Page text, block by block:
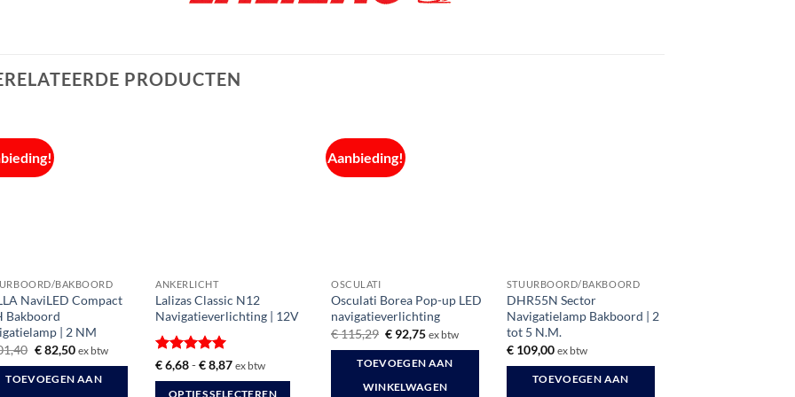
PRODUCTEN
BAKBOORD
NaviLED Compact
Bakboord
| 2 NM
Oorspronkelijke
was:
€ 101,40.
€82,50Huidige
is:
€ 82,50.
ex btw
TOEVOEGEN AAN
ANKERLICHT
Lalizas Classic N12
Navigatieverlichting | 12V
Gewaardeerd
€6,68-€8,87Prijsklasse:
tot
ex btw
OPTIES SELECTEREN
Aanbieding!
OSCULATI
Osculati Borea Pop-up LED
navigatieverlichting
€115,29 Oorspronkelijke
prijs
was:
€ 115,29.
€ 92,75Huidige
is:
€ 92,75.
ex btw
TOEVOEGEN AAN
WINKELWAGEN
STUURBOORD/BAKBOORD
DHR55N Sector
Navigatielamp Bakboord | 2
tot 5 N.M.
€109,00 ex btw
TOEVOEGEN AAN